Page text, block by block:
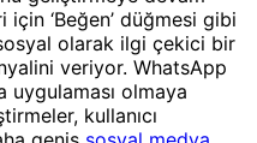
‘Beğen’ düğmesi gibi
olarak ilgi çekici bir
veriyor. WhatsApp
olmaya
kullanıcı